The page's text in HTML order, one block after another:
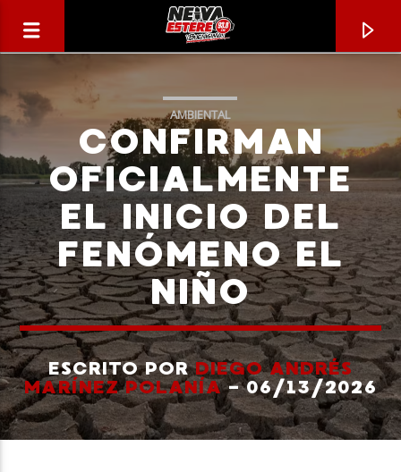
CANCIÓN ACTUAL
TÍTULO
ARTISTA
AMBIENTAL
CONFIRMAN
OFICIALMENTE
EL INICIO DEL
FENÓMENO EL
NIÑO
ESCRITO PORDIEGO ANDRÉS
MARÍNEZ POLANÍA- 06/13/2026